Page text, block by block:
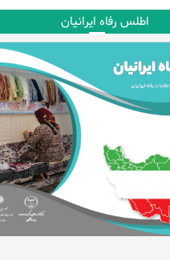
اطلس رفاه ایرانیان